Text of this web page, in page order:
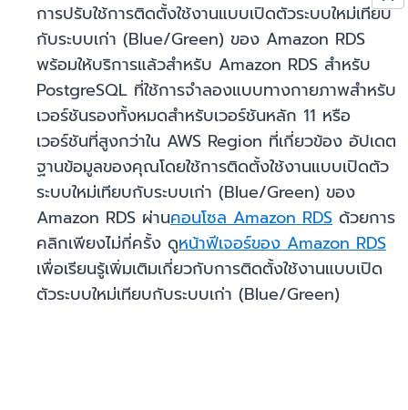
การปรับใช้การติดตั้งใช้งานแบบเปิดตัวระบบใหม่เทียบ
กับระบบเก่า (Blue/Green) ของ Amazon RDS
พร้อมให้บริการแล้วสำหรับ Amazon RDS สำหรับ
PostgreSQL ที่ใช้การจำลองแบบทางกายภาพสำหรับ
เวอร์ชันรองทั้งหมดสำหรับเวอร์ชันหลัก 11 หรือ
เวอร์ชันที่สูงกว่าใน AWS Region ที่เกี่ยวข้อง อัปเดต
ฐานข้อมูลของคุณโดยใช้การติดตั้งใช้งานแบบเปิดตัว
ระบบใหม่เทียบกับระบบเก่า (Blue/Green) ของ
Amazon RDS ผ่านคอนโซล Amazon RDS ด้วยการ
คลิกเพียงไม่กี่ครั้ง ดูหน้าฟีเจอร์ของ Amazon RDS
เพื่อเรียนรู้เพิ่มเติมเกี่ยวกับการติดตั้งใช้งานแบบเปิด
ตัวระบบใหม่เทียบกับระบบเก่า (Blue/Green)